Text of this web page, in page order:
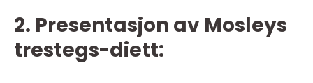
2. Presentasjon av Mosleys
trestegs-diett: